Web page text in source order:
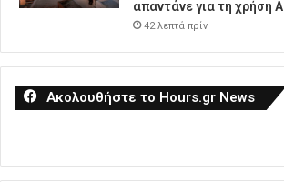
απαντάνε για τη χρήση AI
42 λεπτά πρίν
Ακολουθήστε το Hours.gr News